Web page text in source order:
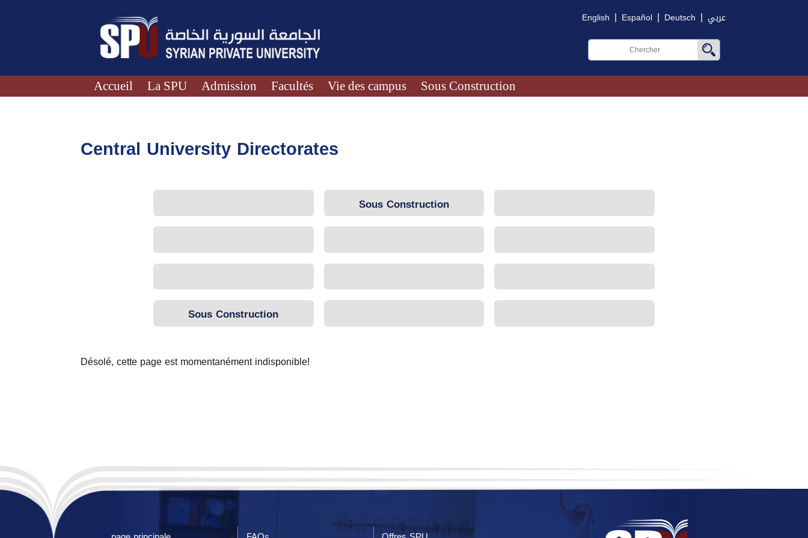
English | Español | Deutsch | عربي
Accueil La SPU Admission Facultés Vie des campus Sous Construction
Central University Directorates
Sous Construction
Sous Construction
Désolé, cette page est momentanément indisponible!